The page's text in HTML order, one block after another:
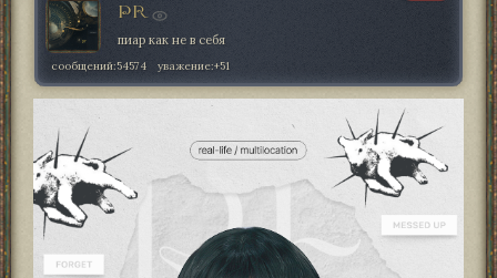
PR
пиар как не в себя
сообщений:54574 уважение:+51